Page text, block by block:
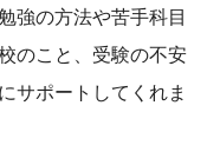
強の方法や苦手科目
のこと、受験の不安
サポートしてくれま